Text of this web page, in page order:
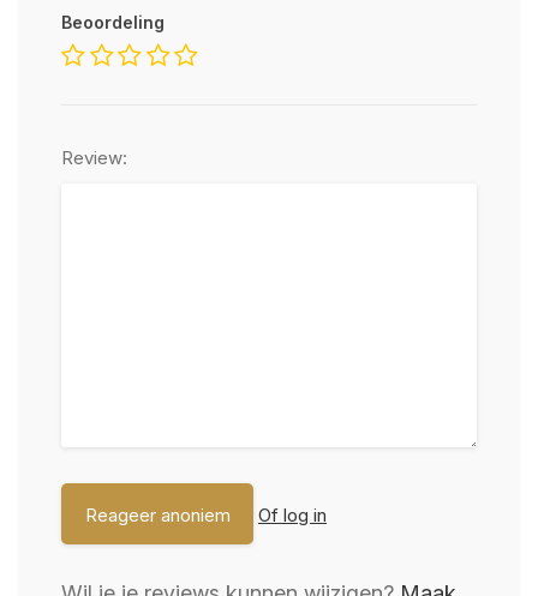
Beoordeling
Review:
Of log in